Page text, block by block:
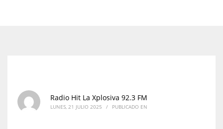
Radio Hit La Xplosiva 92.3 FM
LUNES, 21 JULIO 2025 / PUBLICADO EN